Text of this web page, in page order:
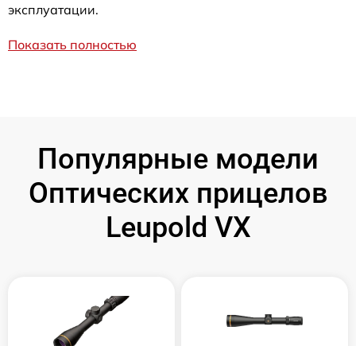
эксплуатации.
Показать полностью
Популярные модели
Оптических прицелов
Leupold VX